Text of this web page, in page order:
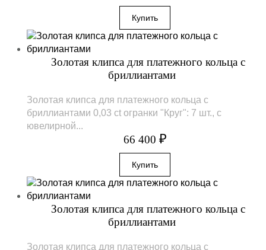
Золотая клипса для платежного кольца с
бриллиантами
Золотая клипса для платежного кольца с
бриллиантами 0,03 ct огранки "Круг": 7 шт., с
ювелирной...
66 400 ₽
Золотая клипса для платежного кольца с
бриллиантами
Золотая клипса для платежного кольца с